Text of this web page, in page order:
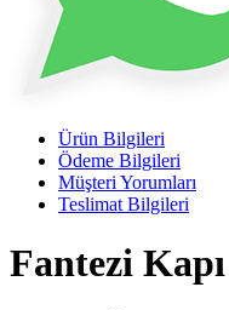
Ürün Bilgileri
Ödeme Bilgileri
Müşteri Yorumları
Teslimat Bilgileri
Fantezi Kapı